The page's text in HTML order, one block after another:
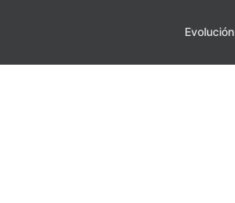
Evolución